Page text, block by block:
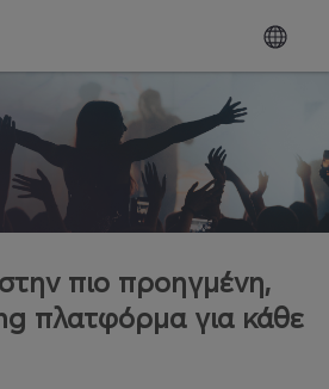
πιο προηγμένη,
πλατφόρμα για κάθε